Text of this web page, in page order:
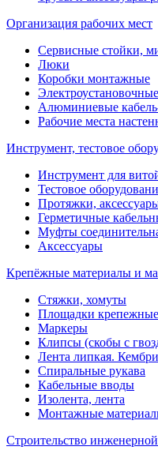
Организация рабочих мест
Сервисные стойки,
Люки
Коробки монтажные
Алюминиевые
Рабочие места
Инструмент, тестовое
Инструмент для
Тестовое
Протяжки,
Герметичные
Муфты
Аксессуары
Крепёжные материалы и
Стяжки, хомуты
Площадки
Маркеры
Клипсы (скобы с
Лента липкая.
Спиральные рукава
Кабельные вводы
Изолента, лента
Монтажные
Строительство